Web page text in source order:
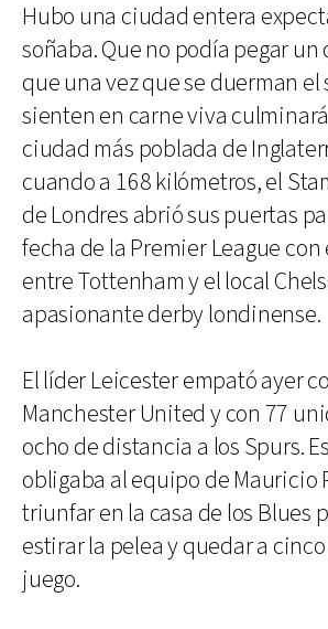
Hubo una ciudad entera
soñaba. Que no podía pegar
que una vez que se duerman el
sienten en carne viva
ciudad más poblada de
cuando a 168 kilómetros, el
de Londres abrió sus puertas
fecha de la Premier League
entre Tottenham y el local
apasionante derby londinense.
El líder Leicester empató ayer
Manchester United y con 77
ocho de distancia a los Spurs.
obligaba al equipo de Mauricio
triunfar en la casa de los Blues
estirar la pelea y quedar a
juego.